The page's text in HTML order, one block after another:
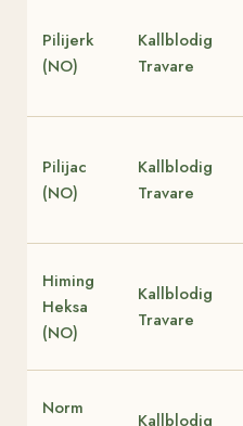
Pilijerk
(NO)
Kallblodig
Travare
Pilijac
(NO)
Kallblodig
Travare
Himing
Heksa
(NO)
Kallblodig
Travare
Norm
Kallblodig